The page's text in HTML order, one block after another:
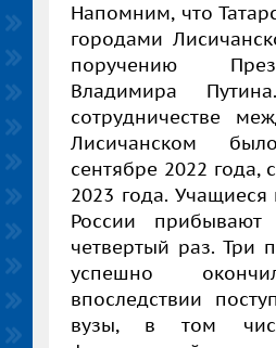
Напомним, что
городами
поручению
Владимира
сотрудничестве
Лисичанском
сентябре 2022
2023 года.
России
четвертый раз. Три
успешно
впоследствии
вузы, в том